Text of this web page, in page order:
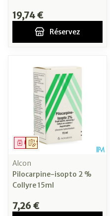
19,74 €
Réservez
Sur prescription
Médicament
Alcon
Pilocarpine-isopto 2 %
Collyre 15ml
7,26 €